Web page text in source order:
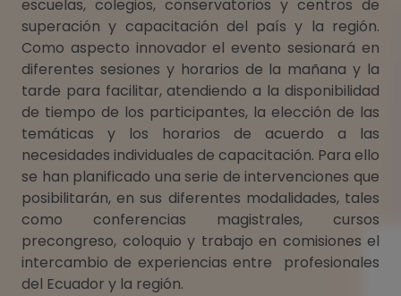
escuelas, colegios, conservatorios y centros de
superación y capacitación del país y la región.
Como aspecto innovador el evento sesionará en
diferentes sesiones y horarios de la mañana y la
tarde para facilitar, atendiendo a la disponibilidad
de tiempo de los participantes, la elección de las
temáticas y los horarios de acuerdo a las
necesidades individuales de capacitación. Para ello
se han planificado una serie de intervenciones que
posibilitarán, en sus diferentes modalidades, tales
como conferencias magistrales, cursos
precongreso, coloquio y trabajo en comisiones el
intercambio de experiencias entre profesionales
del Ecuador y la región.